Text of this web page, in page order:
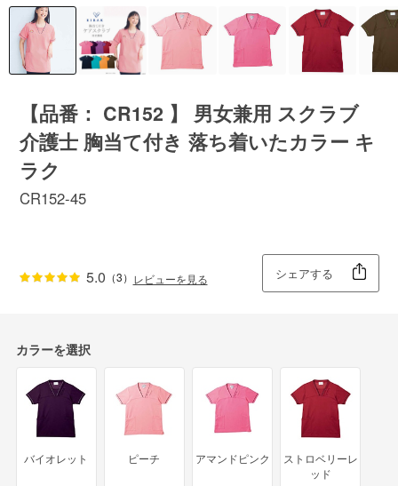
【品番： CR152 】 男女兼用 スクラブ
介護士 胸当て付き 落ち着いたカラー キ
ラク
CR152-45
5.0 （3） レビューを見る シェアする
カラーを選択
バイオレット ピーチ アマンドピンク
ストロベリーレ
ッド